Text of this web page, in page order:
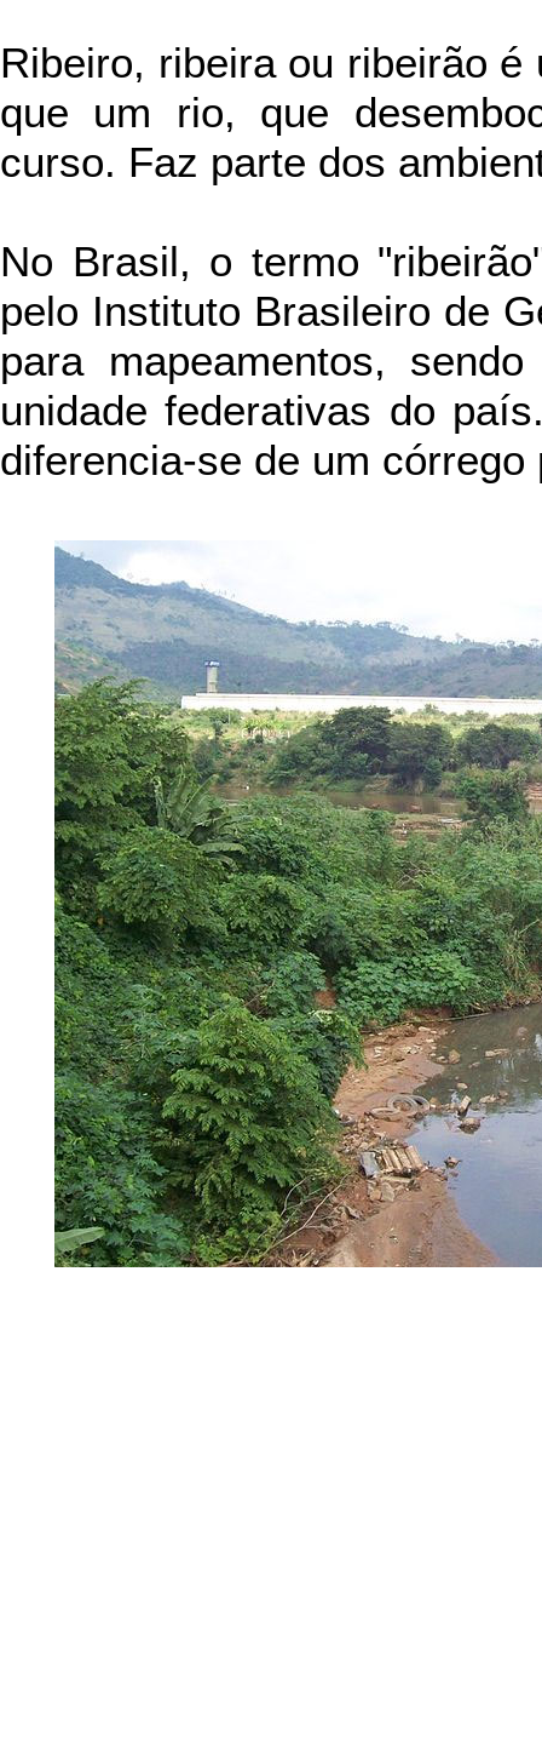
Ribeiro, ribeira ou ribeirão
que um rio, que
curso. Faz parte dos
No Brasil, o termo
pelo Instituto Brasileiro de
para mapeamentos,
unidade federativas do
diferencia-se de um